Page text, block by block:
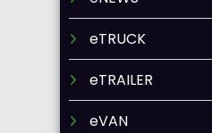
eTRUCK
eTRAILER
eVAN